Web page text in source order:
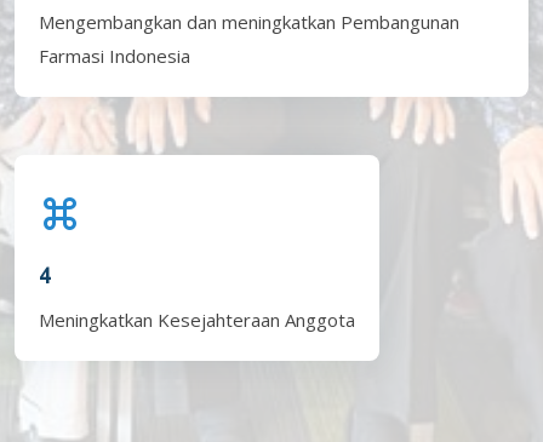
Mengembangkan dan meningkatkan Pembangunan
Farmasi Indonesia
4
Meningkatkan Kesejahteraan Anggota